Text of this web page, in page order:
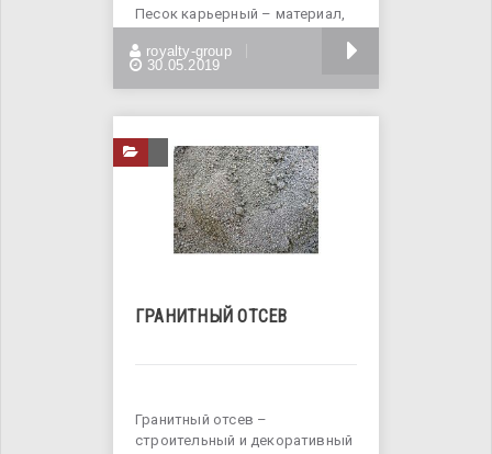
Песок карьерный – материал,
в строительных работах
royalty-group
30.05.2019
ГРАНИТНЫЙ ОТСЕВ
Гранитный отсев –
строительный и декоративный